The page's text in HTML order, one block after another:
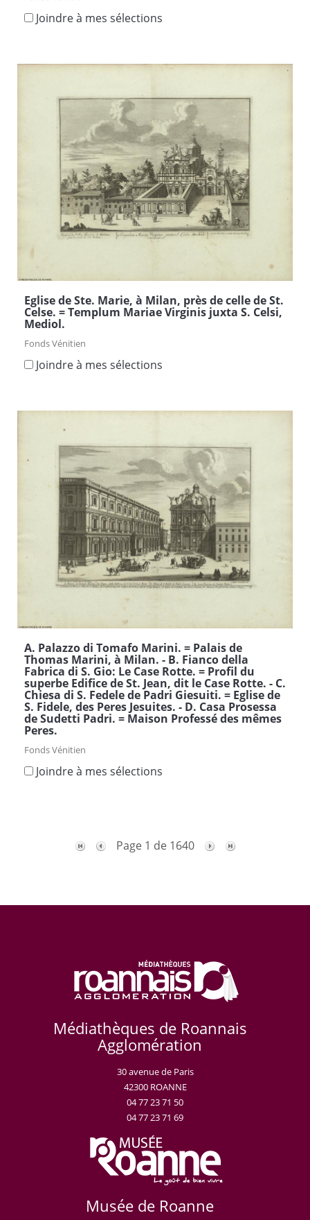
Joindre à mes sélections
Eglise de Ste. Marie, à Milan, près de celle de St.
Celse. = Templum Mariae Virginis juxta S. Celsi,
Mediol.
Fonds Vénitien
Joindre à mes sélections
A. Palazzo di Tomafo Marini. = Palais de
Thomas Marini, à Milan. - B. Fianco della
Fabrica di S. Gio: Le Case Rotte. = Profil du
superbe Edifice de St. Jean, dit le Case Rotte. - C.
Chiesa di S. Fedele de Padri Giesuiti. = Eglise de
S. Fidele, des Peres Jesuites. - D. Casa Prosessa
de Sudetti Padri. = Maison Professé des mêmes
Peres.
Fonds Vénitien
Joindre à mes sélections
Page 1 de 1640
Médiathèques de Roannais
Agglomération
30 avenue de Paris
42300 ROANNE
04 77 23 71 50
04 77 23 71 69
Musée de Roanne